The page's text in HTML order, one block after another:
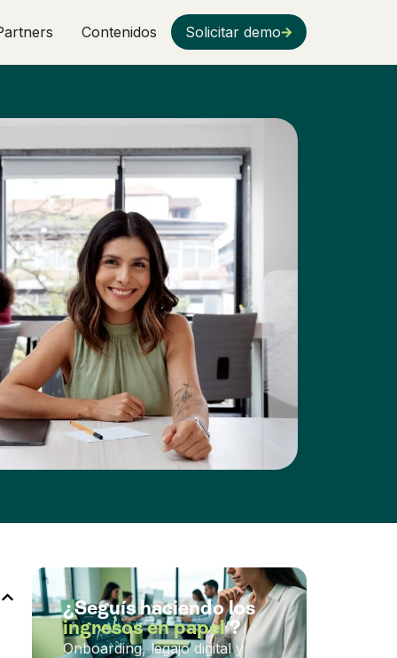
Contenidos Solicitar demo
¿Seguís haciendo los
ingresos en papel?
Onboarding, legajo digital y